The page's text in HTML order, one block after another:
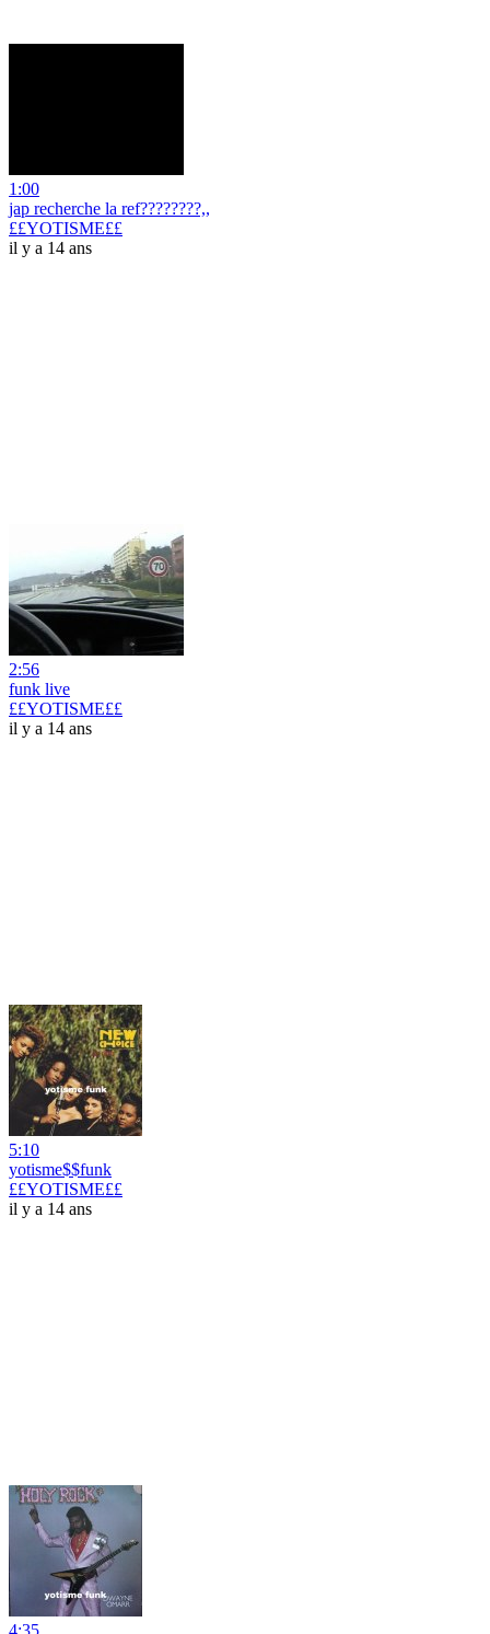
1:00
jap recherche la ref????????,,
££YOTISME££
il y a 14 ans
2:56
funk live
££YOTISME££
il y a 14 ans
5:10
yotisme$$funk
££YOTISME££
il y a 14 ans